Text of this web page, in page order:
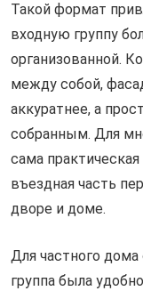
Такой формат
входную группу
организованной.
между собой,
аккуратнее, а
собранным. Для
сама
въездная часть
дворе и доме.
Для частного
группа была